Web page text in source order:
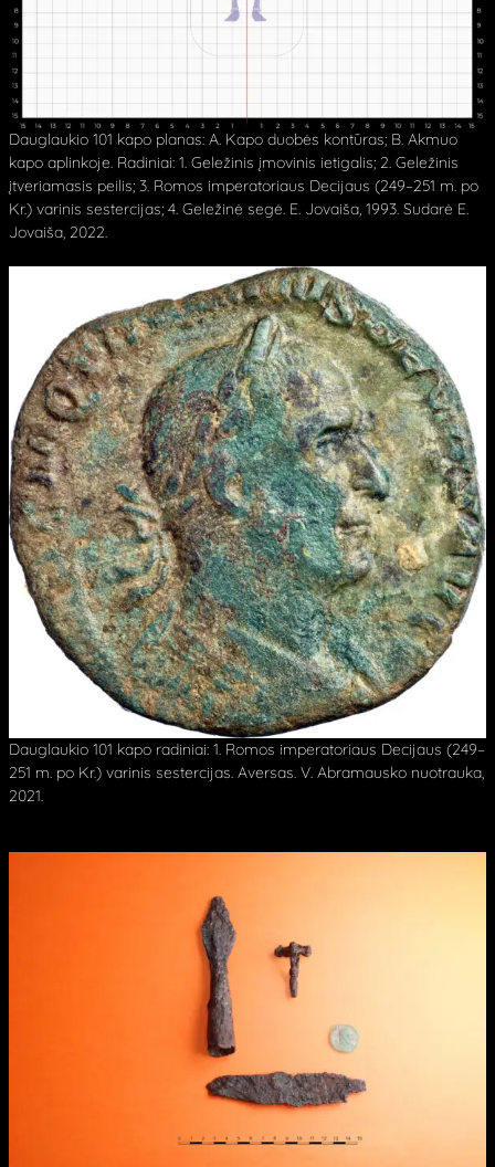
Dauglaukio 101 kapo planas: A. Kapo duobės kontūras; B. Akmuo
kapo aplinkoje. Radiniai: 1. Geležinis įmovinis ietigalis; 2. Geležinis
įtveriamasis peilis; 3. Romos imperatoriaus Decijaus (249–251 m. po
Kr.) varinis sestercijas; 4. Geležinė segė. E. Jovaiša, 1993. Sudarė E.
Jovaiša, 2022.
Dauglaukio 101 kapo radiniai: 1. Romos imperatoriaus Decijaus (249–
251 m. po Kr.) varinis sestercijas. Aversas. V. Abramausko nuotrauka,
2021.